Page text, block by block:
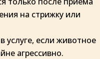
на стрижку или
услуге, если животное
агрессивно.